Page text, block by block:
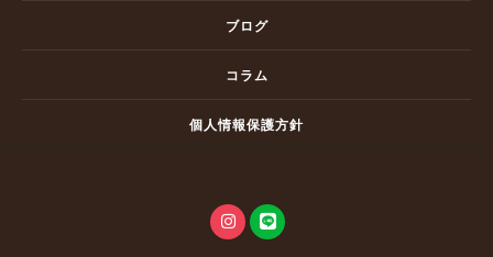
ブログ
コラム
個人情報保護方針